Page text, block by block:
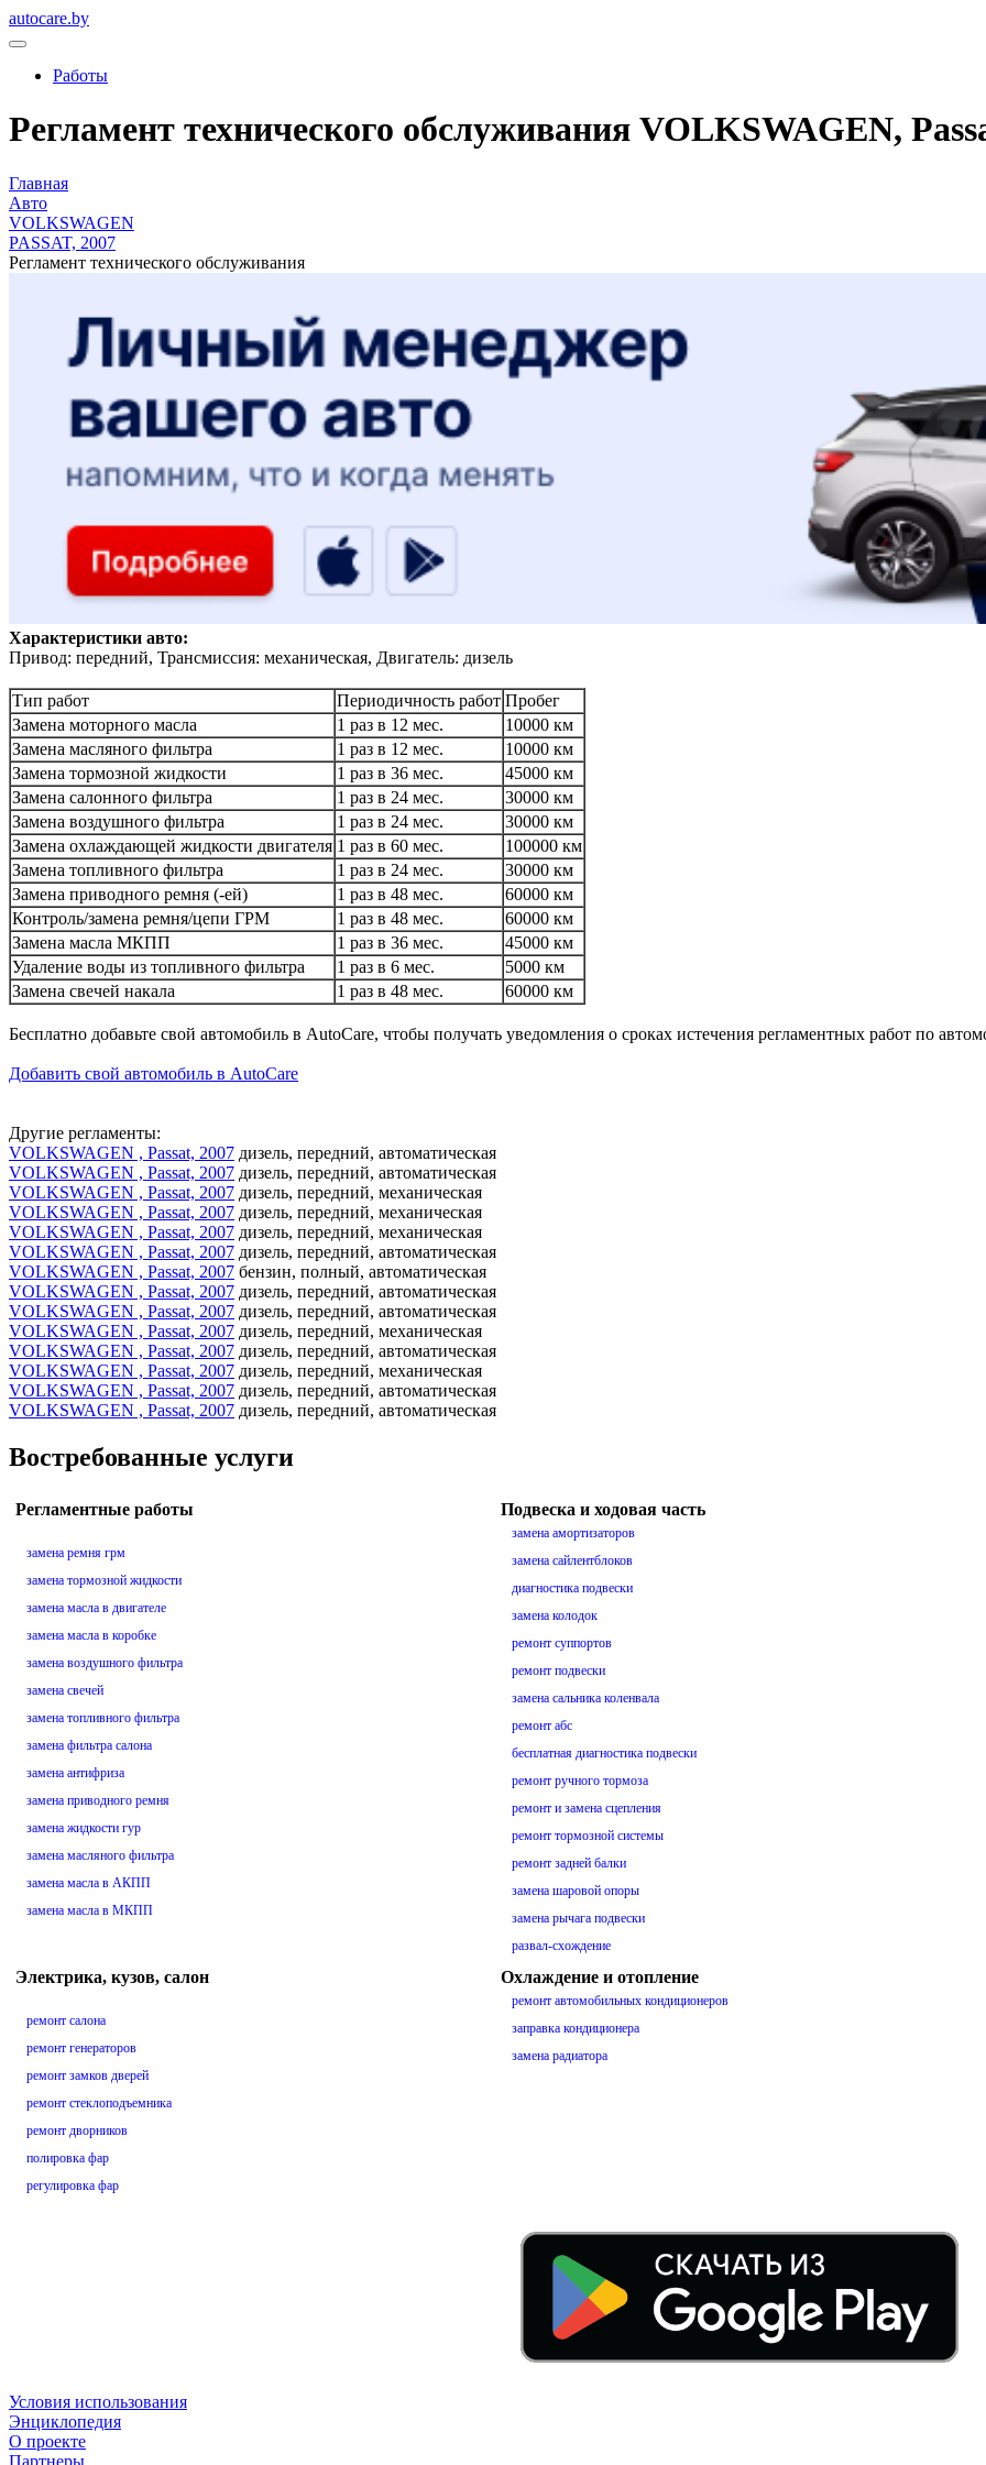
autocare.by
Работы
Регламент технического обслуживания VOLKSWAGEN,
Главная
Авто
VOLKSWAGEN
PASSAT, 2007
Регламент технического обслуживания
Характеристики авто:
Привод: передний, Трансмиссия: механическая, Двигатель: дизель
Тип работ Периодичность работ Пробег
Замена моторного масла
1 раз в 12 мес.
10000 км
Замена масляного фильтра
1 раз в 12 мес.
10000 км
Замена тормозной жидкости
1 раз в 36 мес.
45000 км
Замена салонного фильтра
1 раз в 24 мес.
30000 км
Замена воздушного фильтра
1 раз в 24 мес.
30000 км
Замена охлаждающей жидкости двигателя 1 раз в 60 мес.
100000 км
Замена топливного фильтра
1 раз в 24 мес.
30000 км
Замена приводного ремня (-ей)
1 раз в 48 мес.
60000 км
Контроль/замена ремня/цепи ГРМ
1 раз в 48 мес.
60000 км
Замена масла МКПП
1 раз в 36 мес.
45000 км
Удаление воды из топливного фильтра
1 раз в 6 мес.
5000 км
Замена свечей накала
1 раз в 48 мес. 60000 км
Бесплатно добавьте свой автомобиль в AutoCare, чтобы получать уведомления о сроках истечения регламентных работ по
Добавить свой автомобиль в AutoCare
Другие регламенты:
VOLKSWAGEN , Passat, 2007 дизель, передний, автоматическая
VOLKSWAGEN , Passat, 2007 дизель, передний, автоматическая
VOLKSWAGEN , Passat, 2007 дизель, передний, механическая
VOLKSWAGEN , Passat, 2007 дизель, передний, механическая
VOLKSWAGEN , Passat, 2007 дизель, передний, механическая
VOLKSWAGEN , Passat, 2007 дизель, передний, автоматическая
VOLKSWAGEN , Passat, 2007 бензин, полный, автоматическая
VOLKSWAGEN , Passat, 2007 дизель, передний, автоматическая
VOLKSWAGEN , Passat, 2007 дизель, передний, автоматическая
VOLKSWAGEN , Passat, 2007 дизель, передний, механическая
VOLKSWAGEN , Passat, 2007 дизель, передний, автоматическая
VOLKSWAGEN , Passat, 2007 дизель, передний, механическая
VOLKSWAGEN , Passat, 2007 дизель, передний, автоматическая
VOLKSWAGEN , Passat, 2007 дизель, передний, автоматическая
Востребованные услуги
Регламентные работы
замена ремня грм
замена тормозной жидкости
замена масла в двигателе
замена масла в коробке
замена воздушного фильтра
замена свечей
замена топливного фильтра
замена фильтра салона
замена антифриза
замена приводного ремня
замена жидкости гур
замена масляного фильтра
замена масла в АКПП
замена масла в МКПП
Подвеска и ходовая часть
замена амортизаторов
замена сайлентблоков
диагностика подвески
замена колодок
ремонт суппортов
ремонт подвески
замена сальника коленвала
ремонт абс
бесплатная диагностика подвески
ремонт ручного тормоза
ремонт и замена сцепления
ремонт тормозной системы
ремонт задней балки
замена шаровой опоры
замена рычага подвески
развал-схождение
Электрика, кузов, салон
ремонт салона
ремонт генераторов
ремонт замков дверей
ремонт стеклоподъемника
ремонт дворников
полировка фар
регулировка фар
Охлаждение и отопление
ремонт автомобильных кондиционеров
заправка кондиционера
замена радиатора
Условия использования
Энциклопедия
О проекте
Партнеры